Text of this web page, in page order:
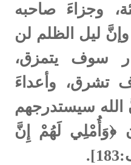
وجزاءَ صاحبه
وإنَّ ليل الظلم لن
سوف يتمزق،
وأعداءَ
الله سيستدرجهم
﴿وَأُمْلِي لَهُمْ إِنَّ